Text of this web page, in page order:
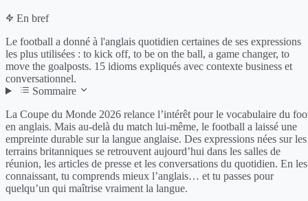
En bref
Le football a donné à l'anglais quotidien certaines de ses expressions
les plus utilisées : to kick off, to be on the ball, a game changer, to
move the goalposts. 15 idioms expliqués avec contexte business et
conversationnel.
Sommaire
La Coupe du Monde 2026 relance l’intérêt pour le vocabulaire du
en anglais. Mais au-delà du match lui-même, le football a laissé une
empreinte durable sur la langue anglaise. Des expressions nées sur les
terrains britanniques se retrouvent aujourd’hui dans les salles de
réunion, les articles de presse et les conversations du quotidien. En les
connaissant, tu comprends mieux l’anglais… et tu passes pour
quelqu’un qui maîtrise vraiment la langue.